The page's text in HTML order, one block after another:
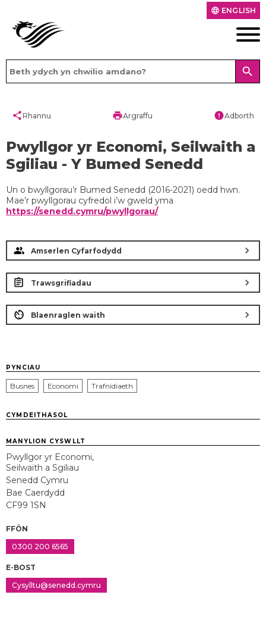
language ENGLISH
search
shareRhannu printArgraffu errorAdborth
Pwyllgor yr Economi, Seilwaith a
Sgiliau - Y Bumed Senedd
Un o bwyllgorau’r Bumed Senedd (2016-2021) oedd hwn.
Mae’r pwyllgorau cyfredol i’w gweld yma
https://senedd.cymru/pwyllgorau/
Amserlen Cyfarfodydd chevron_right
Trawsgrifiadau chevron_right
Blaenraglen waith chevron_right
PYNCIAU
Busnes Economi Trafnidiaeth
CYMDEITHASOL
MANYLION CYSWLLT
Pwyllgor yr Economi,
Seilwaith a Sgiliau
Senedd Cymru
Bae Caerdydd
CF99 1SN
FFÔN
0300 200 6565
E-BOST
Cysylltu@senedd.cymru